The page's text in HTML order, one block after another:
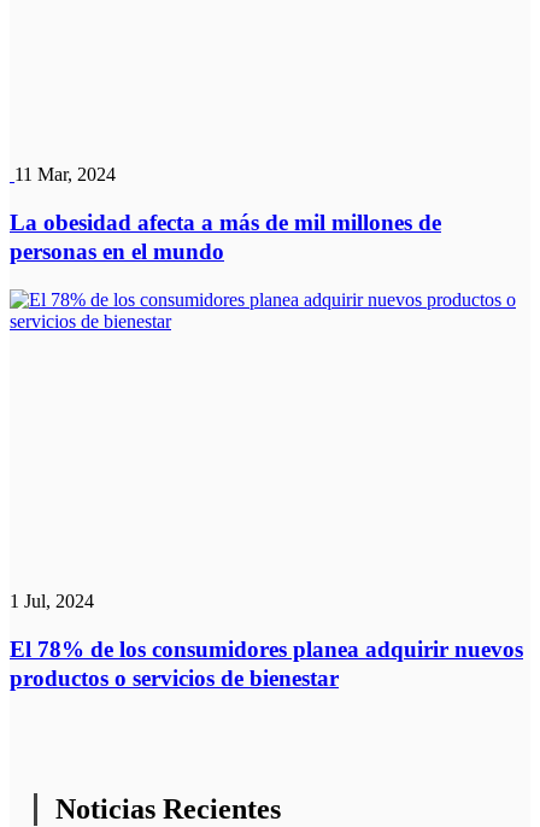
11 Mar, 2024
La obesidad afecta a más de mil millones de
personas en el mundo
1 Jul, 2024
El 78% de los consumidores planea adquirir nuevos
productos o servicios de bienestar
Noticias Recientes